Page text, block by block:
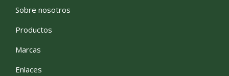
Sobre nosotros
Productos
Marcas
Enlaces